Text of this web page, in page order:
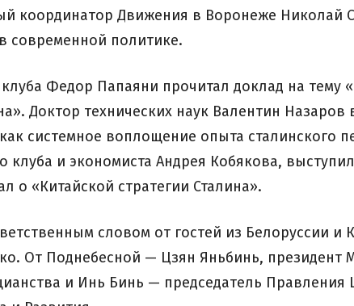
координатор Движения в Воронеже Николай
современной политике.
Федор Папаяни прочитал доклад на тему
Доктор технических наук Валентин
системное воплощение опыта сталинского
клуба и экономиста Андрея Кобякова,
о «Китайской стратегии Сталина».
словом от гостей из Белоруссии и
От Поднебесной — Цзян Яньбинь, президент
и Инь Бинь — председатель Правления